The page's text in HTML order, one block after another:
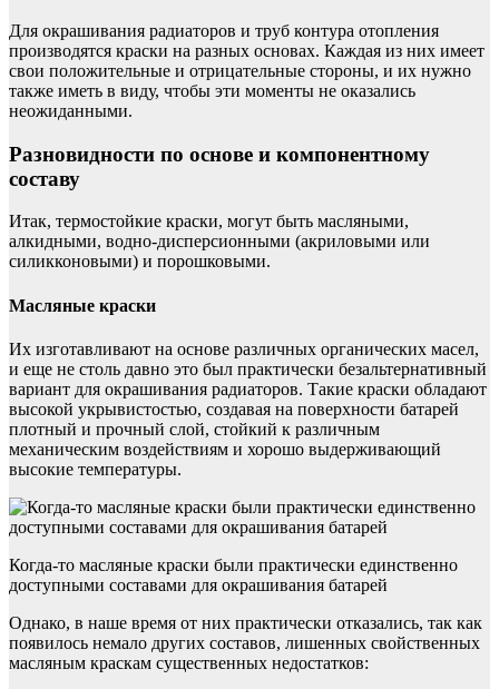
Для окрашивания радиаторов и труб контура отопления
производятся краски на разных основах. Каждая из них имеет
свои положительные и отрицательные стороны, и их нужно
также иметь в виду, чтобы эти моменты не оказались
неожиданными.
Разновидности по основе и компонентному
составу
Итак, термостойкие краски, могут быть масляными,
алкидными, водно-дисперсионными (акриловыми или
силикконовыми) и порошковыми.
Масляные краски
Их изготавливают на основе различных органических масел,
и еще не столь давно это был практически безальтернативный
вариант для окрашивания радиаторов. Такие краски обладают
высокой укрывистостью, создавая на поверхности батарей
плотный и прочный слой, стойкий к различным
механическим воздействиям и хорошо выдерживающий
высокие температуры.
Когда-то масляные краски были практически единственно
доступными составами для окрашивания батарей
Однако, в наше время от них практически отказались, так как
появилось немало других составов, лишенных свойственных
масляным краскам существенных недостатков: